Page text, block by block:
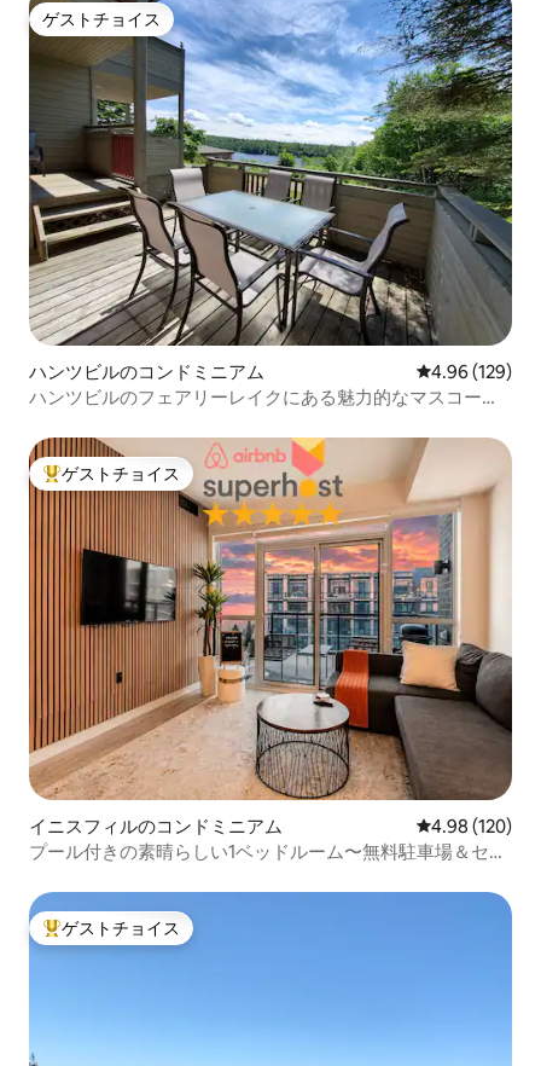
ゲストチョイス
ゲストチョイス
ハンツビルのコンドミニアム レビュー129
4.96 (129)
ハンツビルのフェアリーレイクにある魅力的なマスコーカ
大好評のゲストチョイスです。
ゲストチョイス
イニスフィルのコンドミニアム レビュー120
4.98 (120)
プール付きの素晴らしい1ベッドルーム〜無料駐車場＆セル
大好評のゲストチョイスです。
ゲストチョイス